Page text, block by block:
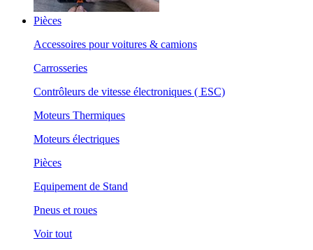
Pièces
Accessoires pour voitures & camions
Carrosseries
Contrôleurs de vitesse électroniques ( ESC)
Moteurs Thermiques
Moteurs électriques
Pièces
Equipement de Stand
Pneus et roues
Voir tout